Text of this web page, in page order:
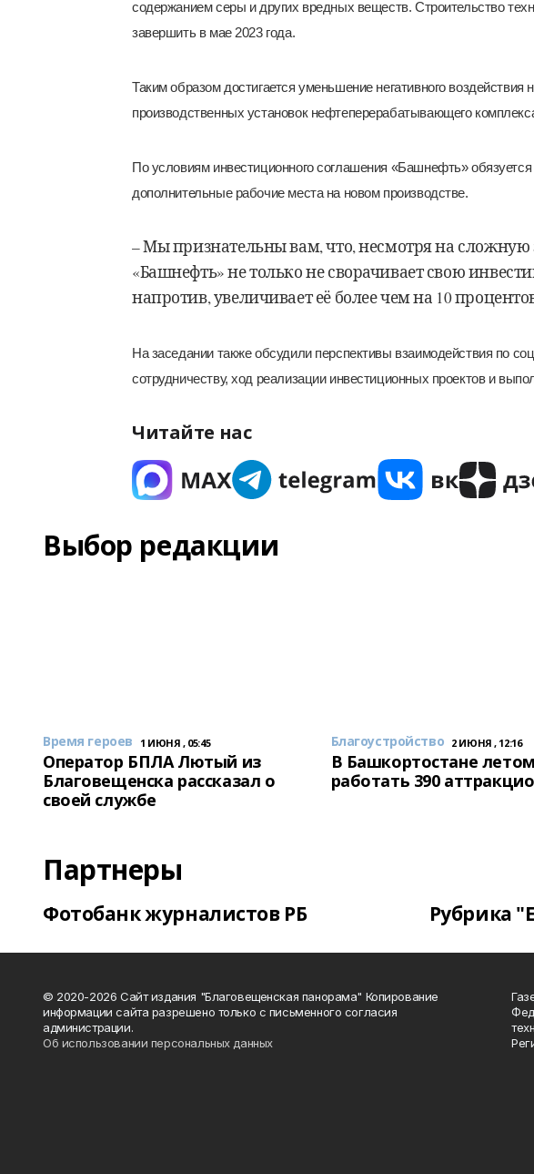
содержанием серы и других вредных веществ. Строительство
завершить в мае 2023 года.
Таким образом достигается уменьшение негативного
производственных установок нефтеперерабатывающего
По условиям инвестиционного соглашения «Башнефть»
дополнительные рабочие места на новом производстве.
– Мы признательны вам, что, несмотря на
«Башнефть» не только не сворачивает свою
напротив, увеличивает её более чем на 10
На заседании также обсудили перспективы взаимодействия по
сотрудничеству, ход реализации инвестиционных проектов и
Читайте нас
Выбор редакции
Время героев 1 ИЮНЯ , 05:45
Оператор БПЛА Лютый из
Благовещенска рассказал о
своей службе
Благоустройство 2 ИЮНЯ , 12:16
В Башкортостане
работать 390
Партнеры
Фотобанк журналистов РБ Рубрика
© 2020-2026 Сайт издания "Благовещенская панорама" Копирование
информации сайта разрешено только с письменного согласия
администрации.
Об использовании персональных данных